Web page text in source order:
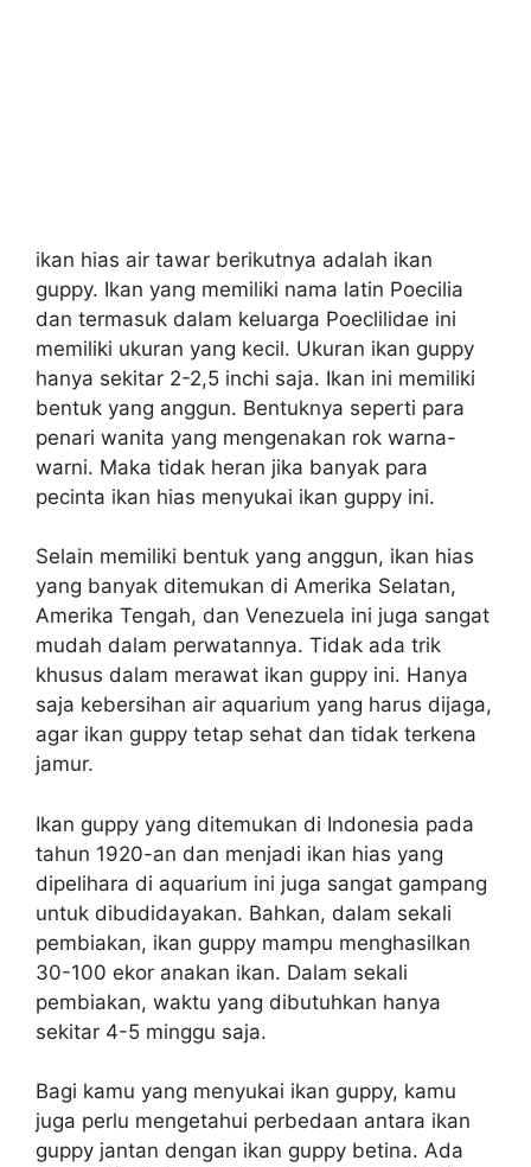
ikan hias air tawar berikutnya adalah ikan
guppy. Ikan yang memiliki nama latin Poecilia
dan termasuk dalam keluarga Poeclilidae ini
memiliki ukuran yang kecil. Ukuran ikan guppy
hanya sekitar 2-2,5 inchi saja. Ikan ini memiliki
bentuk yang anggun. Bentuknya seperti para
penari wanita yang mengenakan rok warna-
warni. Maka tidak heran jika banyak para
pecinta ikan hias menyukai ikan guppy ini.
Selain memiliki bentuk yang anggun, ikan hias
yang banyak ditemukan di Amerika Selatan,
Amerika Tengah, dan Venezuela ini juga sangat
mudah dalam perwatannya. Tidak ada trik
khusus dalam merawat ikan guppy ini. Hanya
saja kebersihan air aquarium yang harus dijaga,
agar ikan guppy tetap sehat dan tidak terkena
jamur.
Ikan guppy yang ditemukan di Indonesia pada
tahun 1920-an dan menjadi ikan hias yang
dipelihara di aquarium ini juga sangat gampang
untuk dibudidayakan. Bahkan, dalam sekali
pembiakan, ikan guppy mampu menghasilkan
30-100 ekor anakan ikan. Dalam sekali
pembiakan, waktu yang dibutuhkan hanya
sekitar 4-5 minggu saja.
Bagi kamu yang menyukai ikan guppy, kamu
juga perlu mengetahui perbedaan antara ikan
guppy jantan dengan ikan guppy betina. Ada